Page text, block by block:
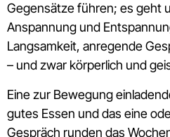
Gegensätze führen; es geht
Anspannung und
Langsamkeit, anregende
– und zwar körperlich und
Eine zur Bewegung
gutes Essen und das eine
Gespräch runden das